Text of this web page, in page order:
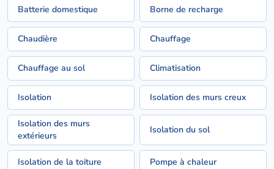
Batterie domestique Borne de recharge
Chaudière Chauffage
Chauffage au sol Climatisation
Isolation Isolation des murs creux
Isolation des murs
extérieurs
Isolation du sol
Isolation de la toiture Pompe à chaleur